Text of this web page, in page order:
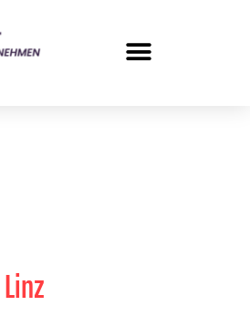
Linz